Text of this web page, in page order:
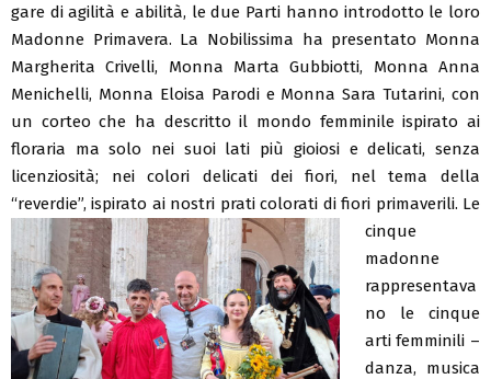
gare di agilità e abilità, le due Parti hanno introdotto le loro
Madonne Primavera. La Nobilissima ha presentato Monna
Margherita Crivelli, Monna Marta Gubbiotti, Monna Anna
Menichelli, Monna Eloisa Parodi e Monna Sara Tutarini, con
un corteo che ha descritto il mondo femminile ispirato ai
floraria ma solo nei suoi lati più gioiosi e delicati, senza
licenziosità; nei colori delicati dei fiori, nel tema della
“reverdie”, ispirato ai nostri prati colorati di fiori primaverili. Le
cinque
madonne
rappresentava
no le cinque
arti femminili –
danza, musica